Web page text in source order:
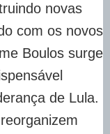
novas
com os novos
Boulos surge
de Lula.